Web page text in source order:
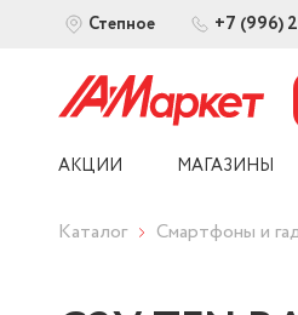
Степное +7 (996)
АКЦИИ МАГАЗИНЫ
Каталог Смартфоны и